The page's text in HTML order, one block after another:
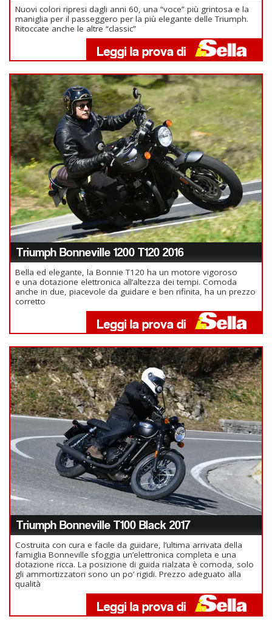
Nuovi colori ripresi dagli anni 60, una “voce” più grintosa e la
maniglia per il passeggero per la più elegante delle Triumph.
Ritoccate anche le altre “classic”
Triumph Bonneville 1200 T120 2016
Bella ed elegante, la Bonnie T120 ha un motore vigoroso
e una dotazione elettronica all’altezza dei tempi. Comoda
anche in due, piacevole da guidare e ben rifinita, ha un prezzo
corretto
Triumph Bonneville T100 Black 2017
Costruita con cura e facile da guidare, l’ultima arrivata della
famiglia Bonneville sfoggia un’elettronica completa e una
dotazione ricca. La posizione di guida rialzata è comoda, solo
gli ammortizzatori sono un po’ rigidi. Prezzo adeguato alla
qualità